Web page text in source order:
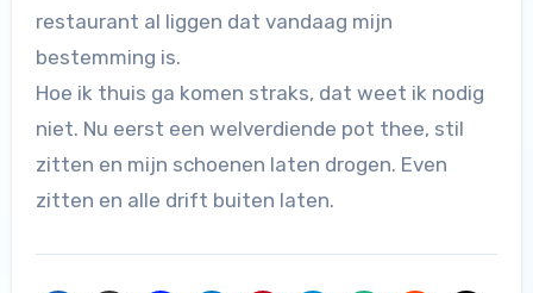
restaurant al liggen dat vandaag mijn
bestemming is.
Hoe ik thuis ga komen straks, dat weet ik nodig
niet. Nu eerst een welverdiende pot thee, stil
zitten en mijn schoenen laten drogen. Even
zitten en alle drift buiten laten.